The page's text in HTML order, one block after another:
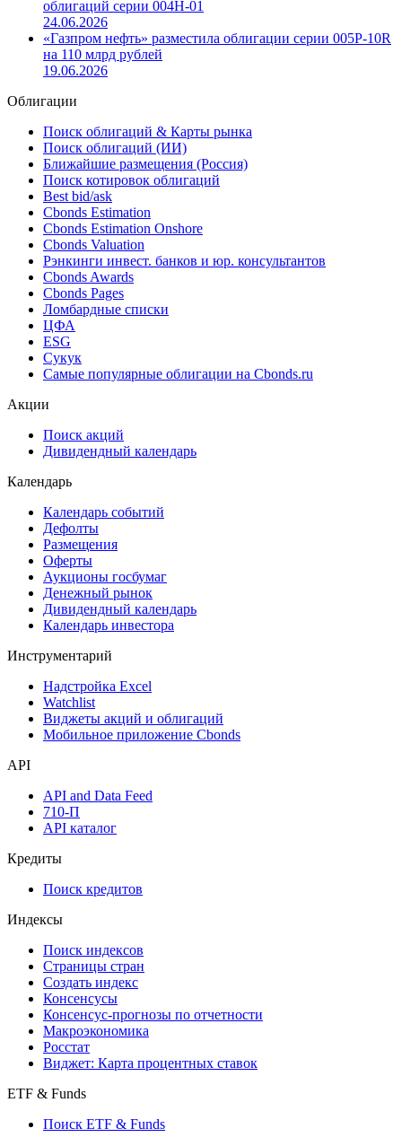
облигаций серии 004Н-01
24.06.2026
«Газпром нефть» разместила облигации серии 005Р-10R
на 110 млрд рублей
19.06.2026
Облигации
Поиск облигаций & Карты рынка
Поиск облигаций (ИИ)
Ближайшие размещения (Россия)
Поиск котировок облигаций
Best bid/ask
Cbonds Estimation
Cbonds Estimation Onshore
Cbonds Valuation
Рэнкинги инвест. банков и юр. консультантов
Cbonds Awards
Cbonds Pages
Ломбардные списки
ЦФА
ESG
Сукук
Самые популярные облигации на Cbonds.ru
Акции
Поиск акций
Дивидендный календарь
Календарь
Календарь событий
Дефолты
Размещения
Оферты
Аукционы госбумаг
Денежный рынок
Дивидендный календарь
Календарь инвестора
Инструментарий
Надстройка Excel
Watchlist
Виджеты акций и облигаций
Мобильное приложение Cbonds
API
API and Data Feed
710-П
API каталог
Кредиты
Поиск кредитов
Индексы
Поиск индексов
Страницы стран
Создать индекс
Консенсусы
Консенсус-прогнозы по отчетности
Макроэкономика
Росстат
Виджет: Карта процентных ставок
ETF & Funds
Поиск ETF & Funds